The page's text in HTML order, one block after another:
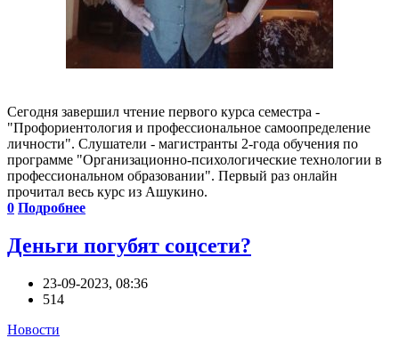
Сегодня завершил чтение первого курса семестра -
"Профориентология и профессиональное самоопределение
личности". Слушатели - магистранты 2-года обучения по
программе "Организационно-психологические технологии в
профессиональном образовании". Первый раз онлайн
прочитал весь курс из Ашукино.
0 Подробнее
Деньги погубят соцсети?
23-09-2023, 08:36
514
Новости